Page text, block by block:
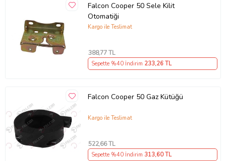
Falcon Cooper 50 Sele Kilit
Otomatiği
Kargo ile Teslimat
388,77 TL
Sepette %40 İndirim 233,26 TL
Falcon Cooper 50 Gaz Kütüğü
Kargo ile Teslimat
522,66 TL
Sepette %40 İndirim 313,60 TL